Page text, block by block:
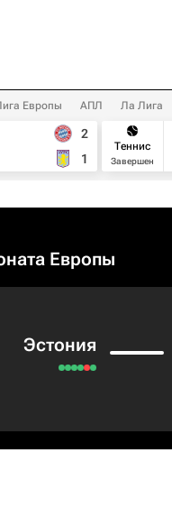
Европы АПЛ Ла Лига
2
1
Теннис
Завершен
Европы
Эстония